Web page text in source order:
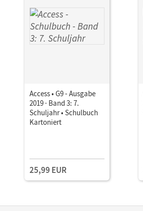
Access • G9 - Ausgabe
2019 · Band 3: 7.
Schuljahr • Schulbuch
Kartoniert
25,99 EUR